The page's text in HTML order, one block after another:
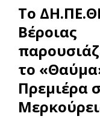
To
Βέροιας
το
Πρεμιέρα